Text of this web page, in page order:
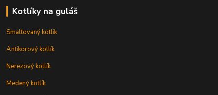
Kotlíky na guláš
Smaltovaný kotlík
Antikorový kotlík
Nerezový kotlík
Medený kotlík